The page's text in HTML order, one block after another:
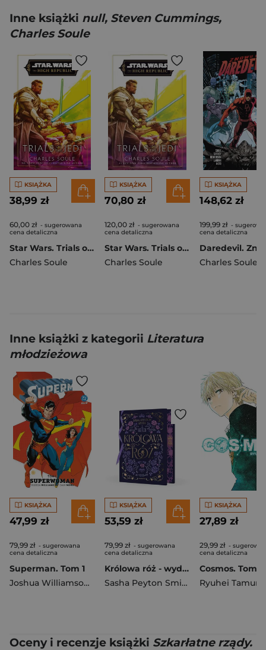
Inne książki null, Steven Cummings,
Charles Soule
KSIĄŻKA
38,99 zł
60,00 zł - sugerowana
cena detaliczna
Star Wars. Trials of the Jedi (High Republic)
Charles Soule
KSIĄŻKA
70,80 zł
120,00 zł - sugerowana
cena detaliczna
Star Wars. Trials of the Jedi (High Republic) wer. angielska
Charles Soule
KSIĄŻKA
148,62 zł
199,99 zł -
cena detaliczna
Charles Soule
Inne książki z kategorii Literatura
młodzieżowa
KSIĄŻKA
47,99 zł
79,99 zł - sugerowana
cena detaliczna
Superman. Tom 1
Joshua Williamson
Dan Mora
KSIĄŻKA
53,59 zł
79,99 zł - sugerowana
cena detaliczna
Królowa róż - wydanie specjalne
Sasha Peyton Smith
KSIĄŻKA
27,89 zł
29,99 zł -
cena detaliczna
Cosmos. Tom 2
Ryuhei Tamura
Oceny i recenzje książki Szkarłatne rządy.